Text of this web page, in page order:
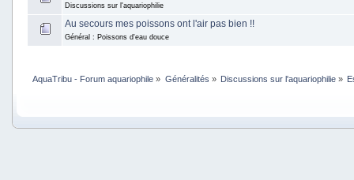
Discussions sur l'aquariophilie
Au secours mes poissons ont l'air pas bien !!
Général : Poissons d'eau douce
AquaTribu - Forum aquariophile » Généralités » Discussions sur l'aquariophilie»